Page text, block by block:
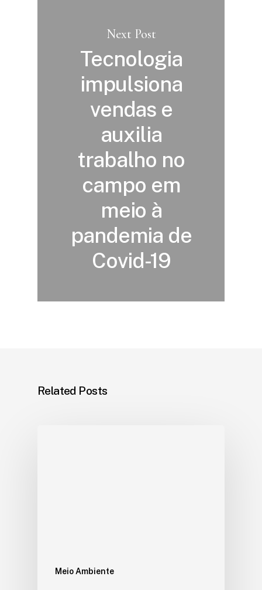
Next Post
Tecnologia
impulsiona
vendas e
auxilia
trabalho no
campo em
meio à
pandemia de
Covid-19
Related Posts
Meio Ambiente